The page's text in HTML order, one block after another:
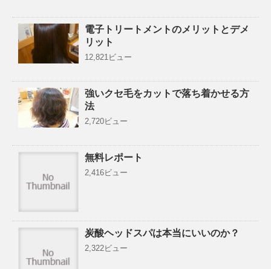
電子トリートメントのメリットとデメ
リット
12,821ビュー
強いクセ毛をカットで落ち着かせる方
法
2,720ビュー
無料レポート
2,416ビュー
炭酸ヘッドスパは本当にいいのか？
2,322ビュー